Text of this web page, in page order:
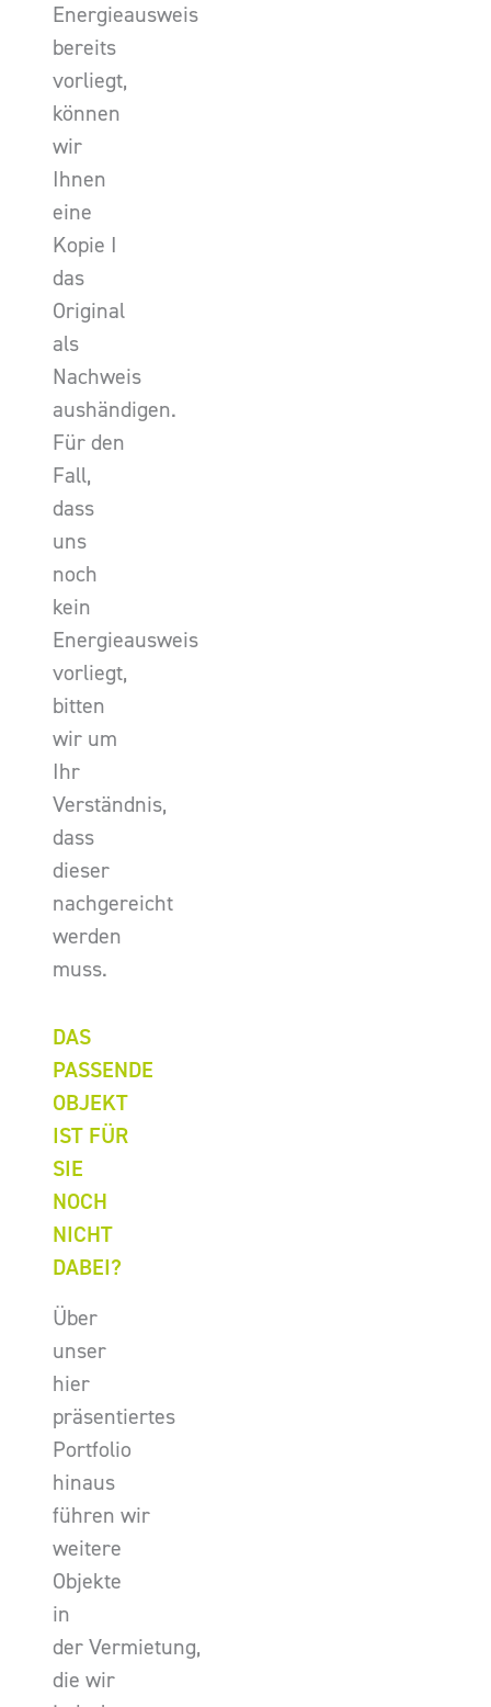
Energieausweis
bereits
vorliegt,
können
wir
Ihnen
eine
Kopie I
das
Original
als
Nachweis
aushändigen.
Für den
Fall,
dass
uns
noch
kein
Energieausweis
vorliegt,
bitten
wir um
Ihr
Verständnis,
dass
dieser
nachgereicht
werden
muss.
DAS
PASSENDE
OBJEKT
IST FÜR
SIE
NOCH
NICHT
DABEI?
Über
unser
hier
präsentiertes
Portfolio
hinaus
führen wir
weitere
Objekte
in
der Vermietung,
die wir